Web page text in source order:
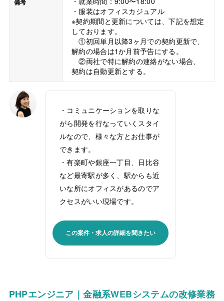
備考
・服装はオフィスカジュアル
※契約期間と更新については、下記を想定
しております。
①初回単月以降3ヶ月での契約更新で、
解約の場合は1か月前予告にする。
②両社で特に解約の連絡がない場合、
契約は自動更新とする。
・コミュニケーションを取りな
がら開発を行なっていくスタイ
ルなので、様々な方とお仕事が
できます。
・有楽町や銀座一丁目、日比谷
など最寄駅が多く、駅からも近
いな所にオフィスがあるのでア
クセスがいい現場です。
この案件・求人の詳細を聞きたい
PHPエンジニア｜金融系WEBシステムの改修業務